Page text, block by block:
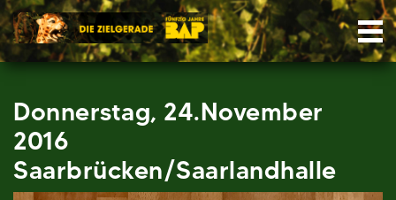
Skip
to
content
Donnerstag, 24.November
2016
Saarbrücken/Saarlandhalle